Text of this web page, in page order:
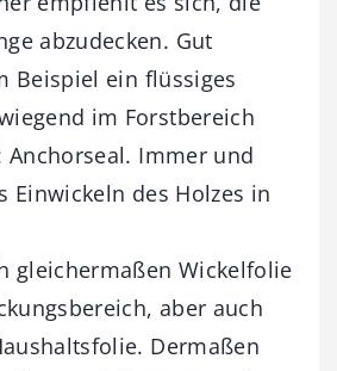
abzudecken. Gut
Beispiel ein flüssiges
im Forstbereich
Anchorseal. Immer und
Einwickeln des Holzes in
gleichermaßen Wickelfolie
aber auch
Dermaßen